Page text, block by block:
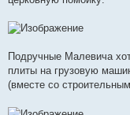
Подручные Малевича
плиты на грузовую
(вместе со